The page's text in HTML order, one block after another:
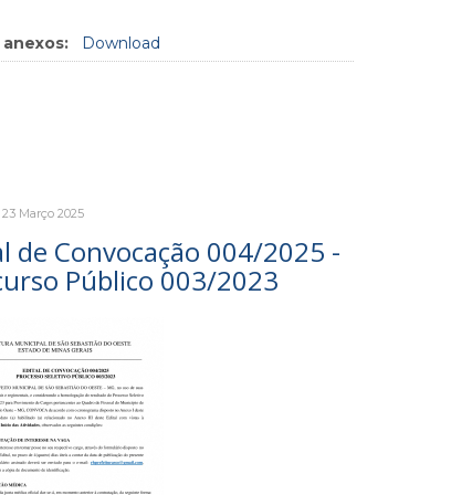
anexos: Download
Março 2025
de Convocação 004/2025 -
Público 003/2023